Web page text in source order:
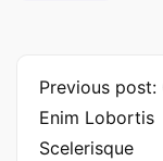
Reading
Previous post:
Enim Lobortis
Scelerisque